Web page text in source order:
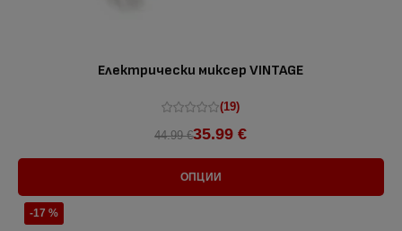
Електрически миксер VINTAGE
(19)
44.99 €35.99 €
ОПЦИИ
-17 %